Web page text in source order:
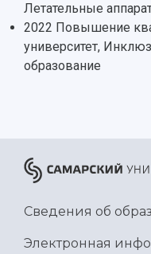
Летательные
2022 Повышение
университет,
образование
Сведения об
Электронная